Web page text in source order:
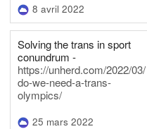
8 avril 2022
Solving the trans in sport
conundrum -
https://unherd.com/2022/03/
do-we-need-a-trans-
olympics/
25 mars 2022